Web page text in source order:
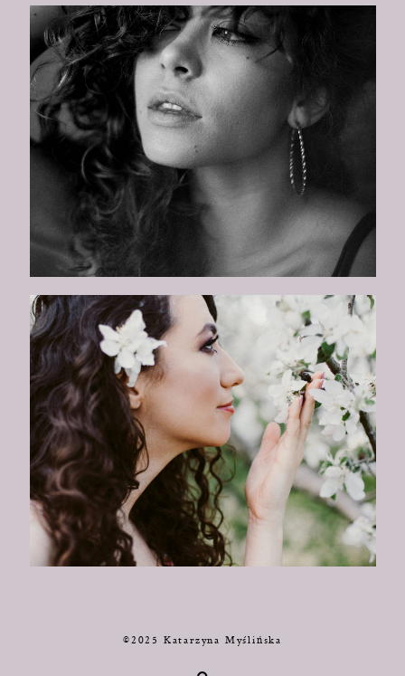
©2025 Katarzyna Myślińska